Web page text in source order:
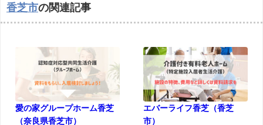
香芝市の関連記事
愛の家グループホーム香芝
（奈良県香芝市）
エバーライフ香芝（香芝
市）